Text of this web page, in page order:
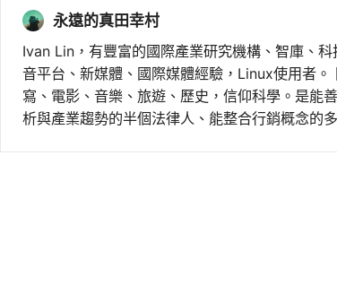
永遠的真田幸村
Ivan Lin，有豐富的國際產業研究機構、智庫、
音平台、新媒體、國際媒體經驗，Linux使用者
寫、電影、音樂、旅遊、歷史，信仰科學。是能
析與產業趨勢的半個法律人、能整合行銷概念的